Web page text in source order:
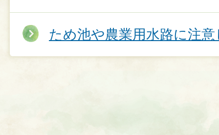
ため池や農業用水路に注